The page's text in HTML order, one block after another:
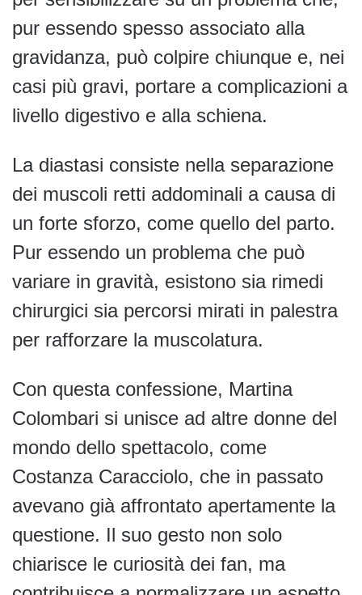
pur essendo spesso associato alla
gravidanza, può colpire chiunque e, nei
casi più gravi, portare a complicazioni a
livello digestivo e alla schiena.
La diastasi consiste nella separazione
dei muscoli retti addominali a causa di
un forte sforzo, come quello del parto.
Pur essendo un problema che può
variare in gravità, esistono sia rimedi
chirurgici sia percorsi mirati in palestra
per rafforzare la muscolatura.
Con questa confessione, Martina
Colombari si unisce ad altre donne del
mondo dello spettacolo, come
Costanza Caracciolo, che in passato
avevano già affrontato apertamente la
questione. Il suo gesto non solo
chiarisce le curiosità dei fan, ma